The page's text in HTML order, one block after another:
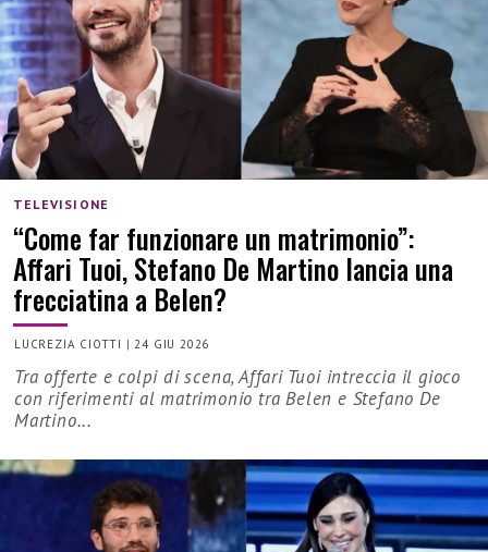
TELEVISIONE
“Come far funzionare un matrimonio”:
Affari Tuoi, Stefano De Martino lancia una
frecciatina a Belen?
LUCREZIA CIOTTI |24 GIU 2026
Tra offerte e colpi di scena, Affari Tuoi intreccia il gioco
con riferimenti al matrimonio tra Belen e Stefano De
Martino...